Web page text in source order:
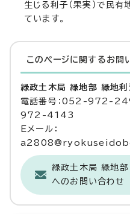
生じる利子（果実）で民
ています。
このページに関する お問
緑政土木局 緑地部 緑地
電話番号：052-972-
972-4143
Eメール：
緑政土木局 緑地
へのお問い合わせ